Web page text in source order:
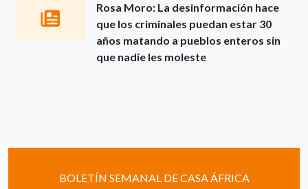
Rosa Moro: La desinformación hace
que los criminales puedan estar 30
años matando a pueblos enteros sin
que nadie les moleste
BOLETÍN SEMANAL DE CASA ÁFRICA